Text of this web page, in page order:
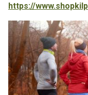
https://